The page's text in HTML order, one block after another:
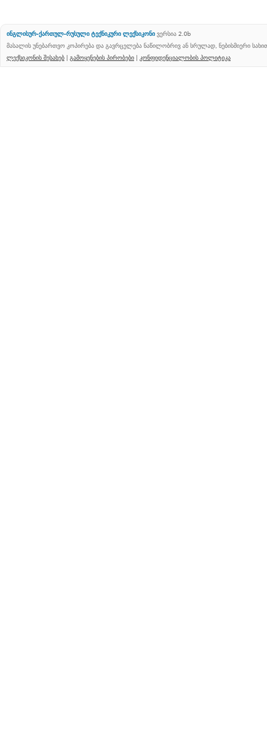
ინგლისურ-ქართულ-რუსული ტექნიკური ლექსიკონი ვერსია 2.0b
მასალის უნებართვო კოპირება და გავრცელება ნაწილობრივ ან სრულად, ნებისმიერი
ლექსიკონის შესახებ | გამოყენების პირობები | კონფიდენციალობის პოლიტიკა